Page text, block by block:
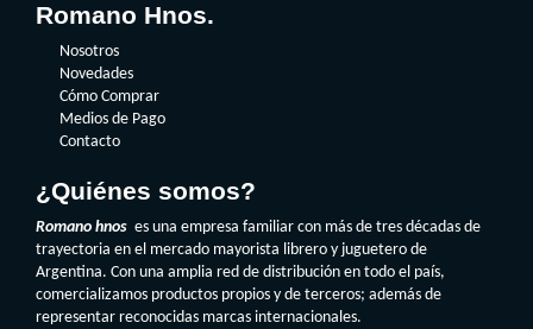
Romano Hnos.
Nosotros
Novedades
Cómo Comprar
Medios de Pago
Contacto
¿Quiénes somos?
Romano hnos es una empresa familiar con más de tres décadas de
trayectoria en el mercado mayorista librero y juguetero de
Argentina. Con una amplia red de distribución en todo el país,
comercializamos productos propios y de terceros; además de
representar reconocidas marcas internacionales.